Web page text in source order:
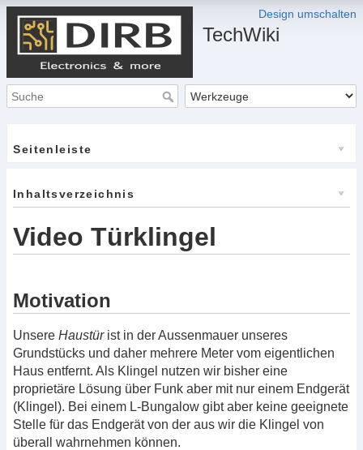
Design umschalten
TechWiki
Seitenleiste
Inhaltsverzeichnis
Video Türklingel
Motivation
Unsere Haustürist in der Aussenmauer unseres
Grundstücks und daher mehrere Meter vom eigentlichen
Haus entfernt. Als Klingel nutzen wir bisher eine
proprietäre Lösung über Funk aber mit nur einem Endgerät
(Klingel). Bei einem L-Bungalow gibt aber keine geeignete
Stelle für das Endgerät von der aus wir die Klingel von
überall wahrnehmen können.